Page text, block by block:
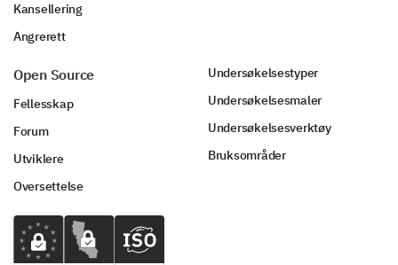
Kansellering
Angrerett
Open Source
Fellesskap
Forum
Utviklere
Oversettelse
Undersøkelsestyper
Undersøkelsesmaler
Undersøkelsesverktøy
Bruksområder